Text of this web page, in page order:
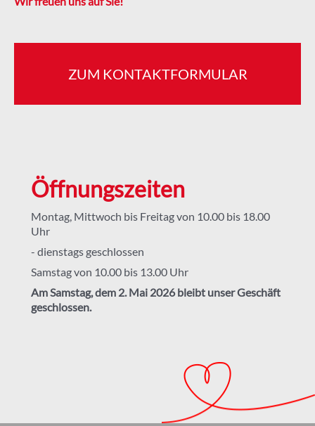
ZUM KONTAKTFORMULAR
Öffnungszeiten
Montag, Mittwoch bis Freitag von 10.00 bis 18.00
Uhr
- dienstags geschlossen
Samstag von 10.00 bis 13.00 Uhr
Am Samstag, dem 2. Mai 2026 bleibt unser Geschäft
geschlossen.